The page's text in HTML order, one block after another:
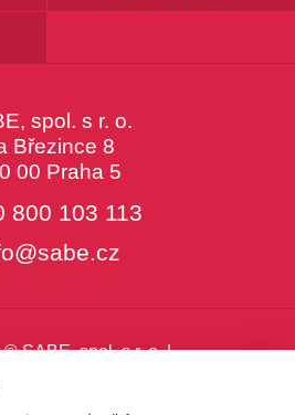
spol. s r. o.
Březince 8
00 Praha 5
800 103 113
SABE, spol. s r. o. |